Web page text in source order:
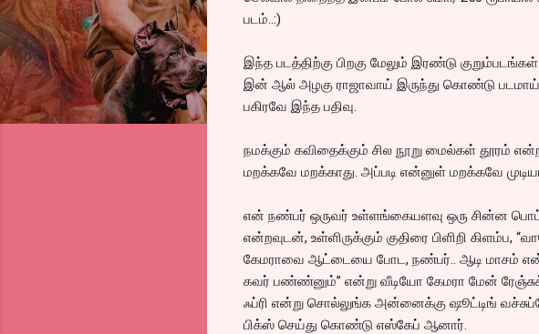
படம்..:)
இந்த படத்திற்கு பிறகு மேலும் இரண்டு
இன் ஆல் அழகு ராஜாவாய் இருந்து கொண்டு
பகிரவே இந்த பதிவு.
நமக்கும் கவிதைக்கும் சில நூறு மைல்கள் தூரம்
மறக்கவே மறக்காது. அப்படி என்னுள் மறக்கவே
என் நண்பர் ஒருவர் உள்ளங்கையளவு ஒரு சின்ன
என்றவுடன், உள்ளிருக்கும் குதிரை பிளிறி கிளம்ப,
கேமராவை ஆட்டையை போட, நண்பர்.. ஆடி மாசம்
கவர் பண்ண்னும்” என்று வீடியோ கேமரா மேன்
ஃப்ரி என்று சொல்லுங்க அன்னைக்கு ஷூட்டிங்
பிக்ஸ் செய்து கொண்டு எஸ்கேப் ஆனார்.